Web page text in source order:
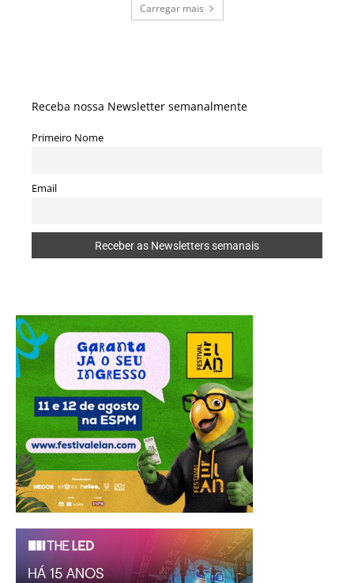
Carregar mais
Receba nossa Newsletter semanalmente
Primeiro Nome
Email